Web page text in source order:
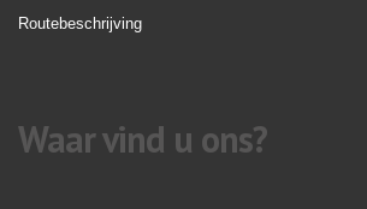
Routebeschrijving
Waar vind u ons?